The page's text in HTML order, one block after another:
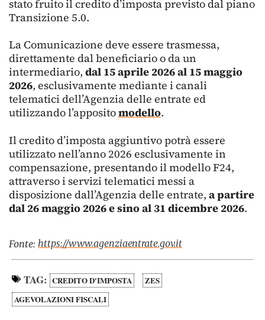
stato fruito il credito d’imposta previsto dal piano
Transizione 5.0.
La Comunicazione deve essere trasmessa,
direttamente dal beneficiario o da un
intermediario, dal 15 aprile 2026 al 15 maggio
2026, esclusivamente mediante i canali
telematici dell’Agenzia delle entrate ed
utilizzando l’appositomodello.
Il credito d’imposta aggiuntivo potrà essere
utilizzato nell’anno 2026 esclusivamente in
compensazione, presentando il modello F24,
attraverso i servizi telematici messi a
disposizione dall’Agenzia delle entrate, a partire
dal 26 maggio 2026 e sino al 31 dicembre 2026.
Fonte: https://www.agenziaentrate.gov.it
TAG: CREDITO D'IMPOSTA
ZES
AGEVOLAZIONI FISCALI